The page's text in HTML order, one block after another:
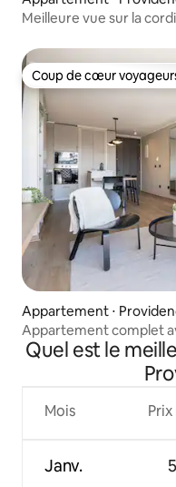
Meilleure vue sur la
Coup de cœur
Coup de cœur
Appartement ⋅
Appartement complet
Quel est le
Mois
Janv.